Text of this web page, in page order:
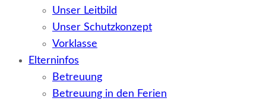
Unser Leitbild
Unser Schutzkonzept
Vorklasse
Elterninfos
Betreuung
Betreuung in den Ferien